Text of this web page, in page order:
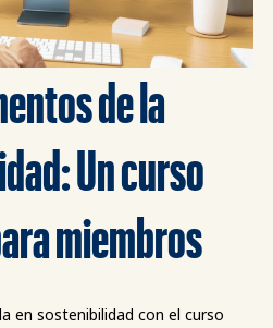
de la
Un curso
miembros
en sostenibilidad con el curso